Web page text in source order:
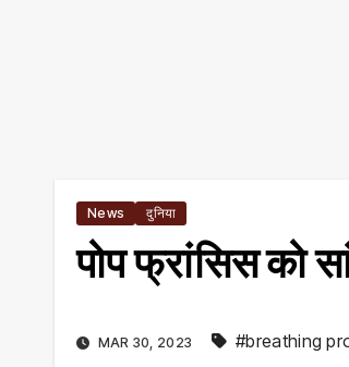
News दुनिया
पोप फ्रांसिस को
MAR 30, 2023 #breathing